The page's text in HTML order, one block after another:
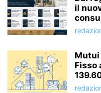
il
Mutui
Fisso